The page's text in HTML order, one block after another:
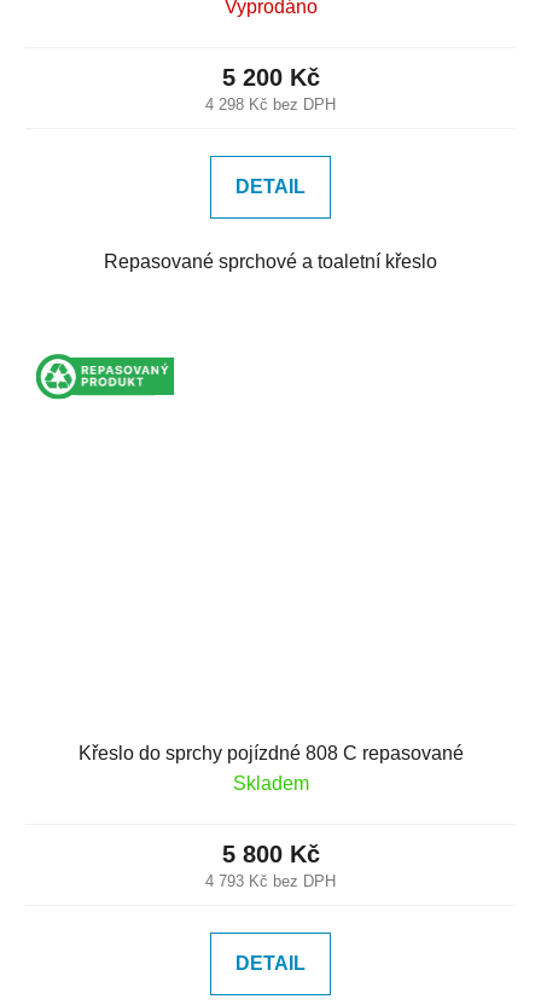
Vyprodáno
4 298 Kč bez DPH
5 200 Kč
DETAIL
Repasované sprchové a toaletní křeslo
Křeslo do sprchy pojízdné 808 C repasované
Skladem
4 793 Kč bez DPH
5 800 Kč
DETAIL